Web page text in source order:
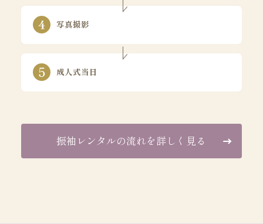
写真撮影
成人式当日
振袖レンタルの流れを詳しく見る